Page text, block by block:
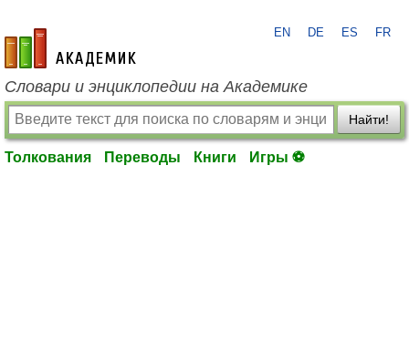
academic.ru
EN DE ES FR
Словари и энциклопедии на Академике
Найти!
Толкования Переводы Книги Игры ⚽